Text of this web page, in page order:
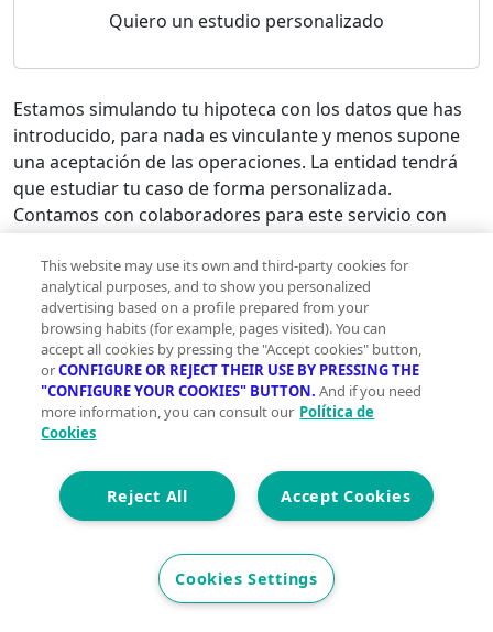
Quiero un estudio personalizado
Estamos simulando tu hipoteca con los datos que has
introducido, para nada es vinculante y menos supone
una aceptación de las operaciones. La entidad tendrá
que estudiar tu caso de forma personalizada.
Contamos con colaboradores para este servicio con
una serie de Brokers Financieros registrados en el
Banco de España y que tienen acuerdo de colaboración
con un número importante de Bancos y Entidades
Financieras.
Colaboramos con GoHipotecas para llevar a
cabo tu proyecto.
Favoritos Compartir
This website may use its own and third-party cookies for
analytical purposes, and to show you personalized
advertising based on a profile prepared from your
browsing habits (for example, pages visited). You can
accept all cookies by pressing the "Accept cookies" button,
orCONFIGURE OR REJECT THEIR USE BY PRESSING THE
"CONFIGURE YOUR COOKIES" BUTTON. And if you need
more information, you can consult our Política de
Cookies
Accept Cookies
Reject All
Cookies Settings